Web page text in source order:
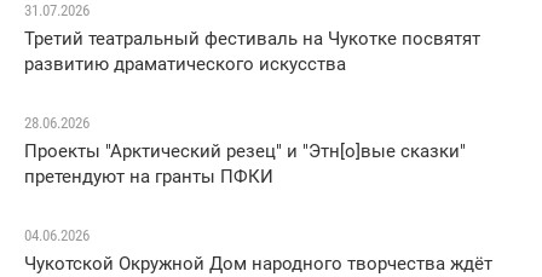
31.07.2026
Третий театральный фестиваль на Чукотке посвятят
развитию драматического искусства
28.06.2026
Проекты "Арктический резец" и "Этн[о]вые сказки"
претендуют на гранты ПФКИ
04.06.2026
Чукотской Окружной Дом народного творчества ждёт